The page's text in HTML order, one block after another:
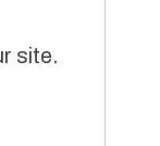
site.